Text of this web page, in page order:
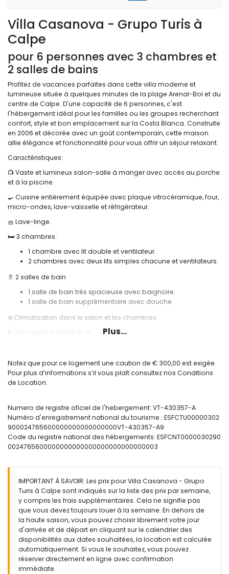
Villa Casanova - Grupo Turis à
Calpe
pour 6 personnes avec 3 chambres et
2 salles de bains
Profitez de vacances parfaites dans cette villa moderne et
lumineuse située à quelques minutes de la plage Arenal-Bol et du
centre de Calpe. D'une capacité de 6 personnes, c'est
l'hébergement idéal pour les familles ou les groupes recherchant
confort, style et bon emplacement sur la Costa Blanca. Construite
en 2006 et décorée avec un goût contemporain, cette maison
allie élégance et fonctionnalité pour vous offrir un séjour relaxant.
Caractéristiques:
📺 Vaste et lumineux salon-salle à manger avec accès au porche
et à la piscine.
🍳 Cuisine entièrement équipée avec plaque vitrocéramique, four,
micro-ondes, lave-vaisselle et réfrigérateur.
🧺 Lave-linge.
🛏️ 3 chambres:
1 chambre avec lit double et ventilateur.
2 chambres avec deux lits simples chacune et ventilateurs.
🚿 2 salles de bain
1 salle de bain très spacieuse avec baignoire.
1 salle de bain supplémentaire avec douche.
❄️ Climatisation dans le salon et les chambres.
🌐 Connexion Internet Wi-Fi.
🫕 Barbecue.
🏊 Piscine privée et douche extérieure.
Informations utiles:
🚭 Il est interdit de fumer à l'intérieur de l'hébergement.
🚫 Animaux non admis.
📦 Linge de lit, serviettes de toilette et torchons inclus.
📞 Service d'assistance téléphonique d'urgence 24h/24.
🔐 Hébergement officiellement enregistré.
Plus...
Notez que pour ce logement une caution de € 300,00 est exigée.
Pour plus d’informations s’il vous plaît consultez nos Conditions
de Location.
Numero de registre oficiel de l'hebergement: VT-430357-A
Numéro d'enregistrement national du tourisme : ESFCTU00000302
900024765600000000000000000VT-430357-A9
Code du registre national des hébergements: ESFCNT0000030290
0024765600000000000000000000000000003
IMPORTANT À SAVOIR: Les prix pour Villa Casanova - Grupo
Turis à Calpe sont indiqués sur la liste des prix par semaine,
y compris les frais supplémentaires. Cela ne signifie pas
que vous devez toujours louer à la semaine. En dehors de
la haute saison, vous pouvez choisir librement votre jour
d'arrivée et de départ en cliquant sur le calendrier des
disponibilités aux dates souhaitées, la location est calculée
automatiquement. Si vous le souhaitez, vous pouvez
réserver directement en ligne avec confirmation
immédiate.